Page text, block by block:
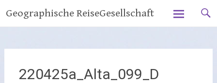
Inhalt
springen
Geographische ReiseGesellschaft
220425a_Alta_099_D